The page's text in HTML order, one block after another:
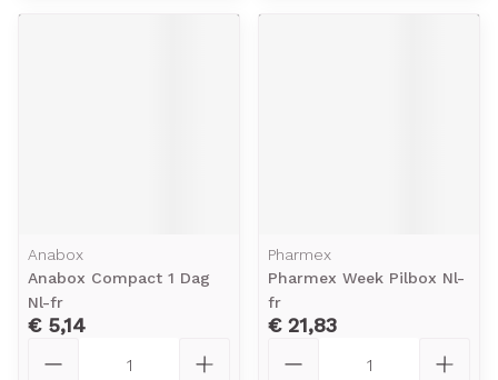
Anabox
Anabox Compact 1 Dag
Nl-fr
€ 5,14
Pharmex
Pharmex Week Pilbox Nl-
fr
€ 21,83